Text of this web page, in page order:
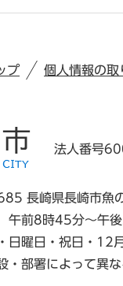
プ 個人情報の取
法人番号
長崎県長崎市魚
午前8時45分～午
日曜日・祝日・12
・部署によって異な